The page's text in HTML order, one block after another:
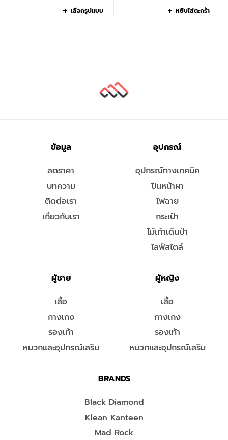
เลือกรูปแบบ หยิบใส่ตะกร้า
ข้อมูล
ลดราคา
บทความ
ติดต่อเรา
เกี่ยวกับเรา
อุปกรณ์
อุปกรณ์ทางเทคนิค
ปีนหน้าผา
ไฟฉาย
กระเป๋า
ไม้เท้าเดินป่า
ไลฟ์สไตล์
ผู้ชาย
เสื้อ
กางเกง
รองเท้า
หมวกและอุปกรณ์เสริม
ผู้หญิง
เสื้อ
กางเกง
รองเท้า
หมวกและอุปกรณ์เสริม
BRANDS
Black Diamond
Klean Kanteen
Mad Rock